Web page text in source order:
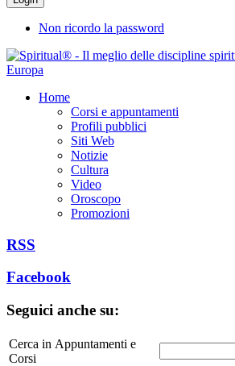
Non ricordo la password
Home
Corsi e appuntamenti
Profili pubblici
Siti Web
Notizie
Cultura
Video
Oroscopo
Promozioni
RSS
Facebook
Seguici anche su:
Cerca in Appuntamenti e
Corsi